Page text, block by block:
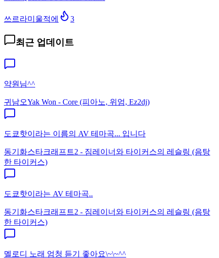
쓰르라미울적에 3
최근 업데이트
약원님^^
귀남오Yak Won - Core (피아노, 위엄, Ez2dj)
도쿄핫이라는 이름의 AV 테마곡... 입니다
동기화스타크래프트2 - 짐레이너와 타이커스의 레슬링 (음탕
한 타이커스)
도쿄핫이라는 AV 테마곡..
동기화스타크래프트2 - 짐레이너와 타이커스의 레슬링 (음탕
한 타이커스)
멜로디 노래 엄청 듣기 좋아요\~\~^^